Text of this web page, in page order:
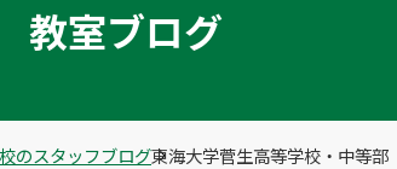
教室ブログ
のスタッフブログ東海大学菅生高等学校・中等部